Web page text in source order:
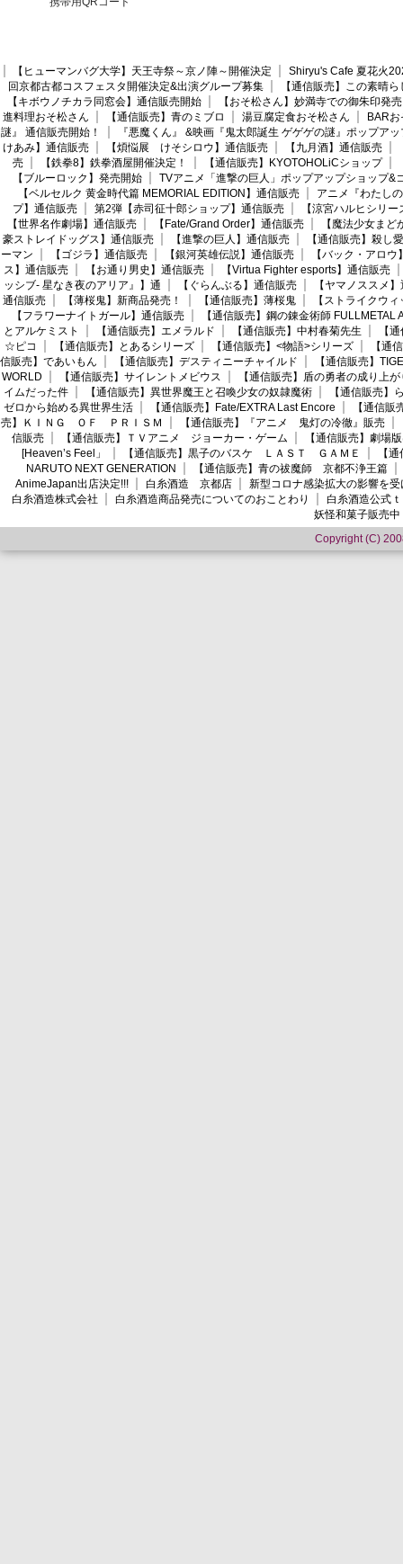
【ヒューマンバグ大学】天王寺祭～京ノ陣～開催決定
Shiryu's Cafe 夏花火
回京都古都コスフェスタ開催決定&出演グループ募集
【通信販売】この素晴
【キボウノチカラ同窓会】通信販売開始
【おそ松さん】妙満寺での御朱印発売
進料理おそ松さん
【通信販売】青のミブロ 湯豆腐定食おそ松さん
BAR
謎』 通信販売開始！
『悪魔くん』 &映画『鬼太郎誕生 ゲゲゲの謎』ポップア
けあみ】通信販売
【煩悩展 けそシロウ】通信販売 【九月酒】通信販売
売
【鉄拳8】鉄拳酒屋開催決定！ 【通信販売】KYOTOHOLiCショップ
【ブルーロック】発売開始
TVアニメ「進撃の巨人」ポップアップショップ&
【ベルセルク 黄金時代篇 MEMORIAL EDITION】通信販売
アニメ『わたし
プ】通信販売
第2弾【赤司征十郎ショップ】通信販売
【涼宮ハルヒシリ
【世界名作劇場】通信販売
【Fate/Grand Order】通信販売
【魔法少女ま
豪ストレイドッグス】通信販売
【進撃の巨人】通信販売
【通信販売】殺し愛
ーマン
【ゴジラ】通信販売 【銀河英雄伝説】通信販売
【バック・アロウ
ス】通信販売
【お通り男史】通信販売
【Virtua Fighter esports】通信販売
ッシブ- 星なき夜のアリア』】通
【ぐらんぶる】通信販売
【ヤマノススメ
通信販売
【薄桜鬼】新商品発売！ 【通信販売】薄桜鬼
【ストライクウ
【フラワーナイトガール】通信販売
【通信販売】鋼の錬金術師 FULLMETAL
とアルケミスト
【通信販売】エメラルド 【通信販売】中村春菊先生
【
☆ピコ
【通信販売】とあるシリーズ 【通信販売】<物語>シリーズ
【通
信販売】であいもん
【通信販売】デスティニーチャイルド
【通信販売】
WORLD
【通信販売】サイレントメビウス
【通信販売】盾の勇者の成り上が
イムだった件
【通信販売】異世界魔王と召喚少女の奴隷魔術
【通信販売】
ゼロから始める異世界生活
【通信販売】Fate/EXTRA Last Encore
【通信
売】ＫＩＮＧ ＯＦ ＰＲＩＳＭ
【通信販売】『アニメ 鬼灯の冷徹』販売
信販売
【通信販売】ＴＶアニメ ジョーカー・ゲーム
【通信販売】劇場
[Heaven’s Feel」
【通信販売】黒子のバスケ ＬＡＳＴ ＧＡＭＥ
【
NARUTO NEXT GENERATION
【通信販売】青の祓魔師 京都不浄王篇
AnimeJapan出店決定!!!
白糸酒造 京都店
新型コロナ感染拡大の影響を
白糸酒造株式会社
白糸酒造商品発売についてのおことわり
白糸酒造公式
妖怪和菓子販売中
Copyright (C)